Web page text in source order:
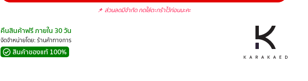
📌 ส่วนลดมีจำกัด กดใส่ตะกร้าไว้ก่อนนะคะ
คืนสินค้าฟรี ภายใน 30 วัน
จัดจำหน่ายโดย: ร้านค้าทางการ
สินค้าของแท้ 100%